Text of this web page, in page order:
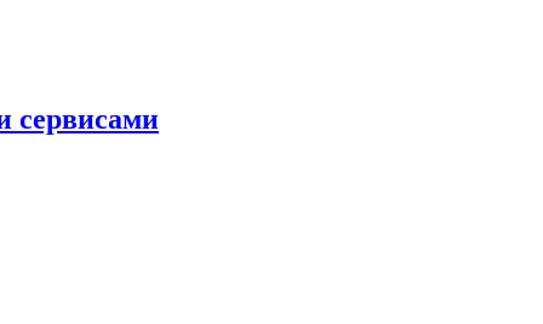
сервисами